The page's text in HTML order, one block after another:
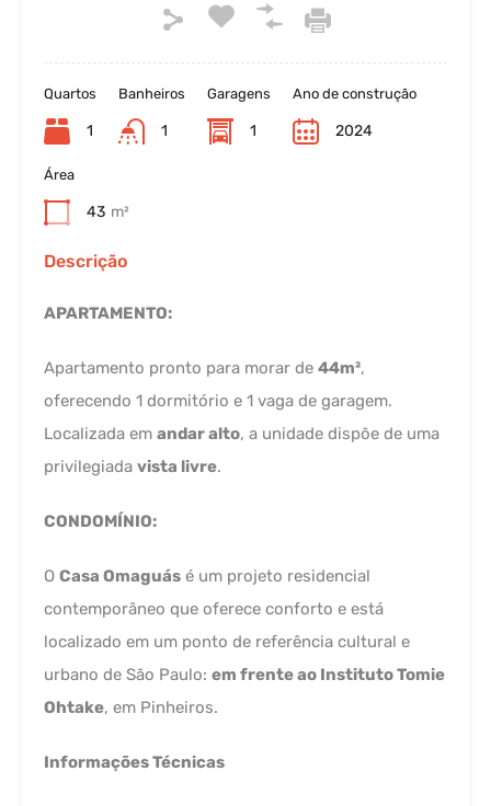
Quartos
1
Banheiros
1
Garagens
1
Ano de construção
2024
Área
43 m²
Descrição
APARTAMENTO:
Apartamento pronto para morar de 44m²,
oferecendo 1 dormitório e 1 vaga de garagem.
Localizada em andar alto, a unidade dispõe de uma
privilegiada vista livre.
CONDOMÍNIO:
O Casa Omaguás é um projeto residencial
contemporâneo que oferece conforto e está
localizado em um ponto de referência cultural e
urbano de São Paulo: em frente ao Instituto Tomie
Ohtake, em Pinheiros.
Informações Técnicas